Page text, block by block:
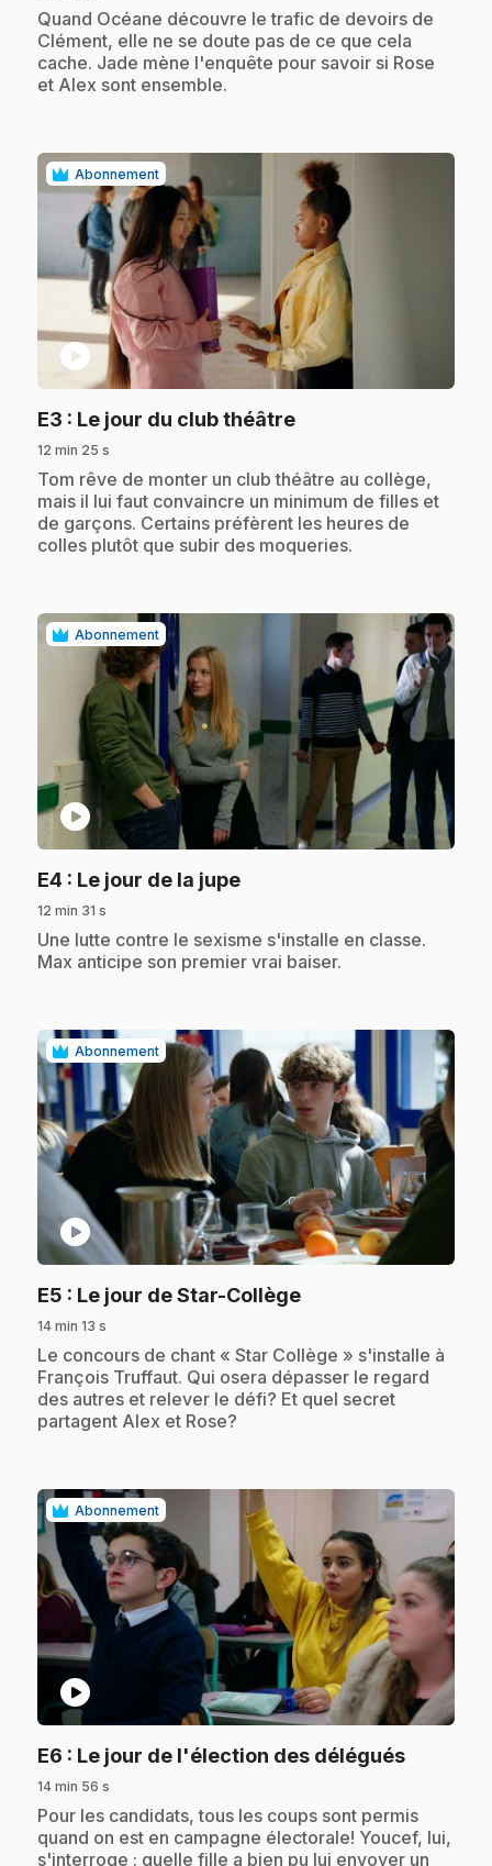
.Quand Océane découvre le trafic de devoirs de
Clément, elle ne se doute pas de ce que cela
cache. Jade mène l'enquête pour savoir si Rose
et Alex sont ensemble.
Abonnement
play_circle
E3 : Le jour du club théâtre.
12 min 25 s
.Tom rêve de monter un club théâtre au collège,
mais il lui faut convaincre un minimum de filles et
de garçons. Certains préfèrent les heures de
colles plutôt que subir des moqueries.
Abonnement
play_circle
E4 : Le jour de la jupe.
12 min 31 s
.Une lutte contre le sexisme s'installe en classe.
Max anticipe son premier vrai baiser.
Abonnement
play_circle
E5 : Le jour de Star-Collège.
14 min 13 s
.Le concours de chant « Star Collège » s'installe à
François Truffaut. Qui osera dépasser le regard
des autres et relever le défi? Et quel secret
partagent Alex et Rose?
Abonnement
play_circle
E6 : Le jour de l'élection des délégués.
14 min 56 s
.Pour les candidats, tous les coups sont permis
quand on est en campagne électorale! Youcef, lui,
s'interroge : quelle fille a bien pu lui envoyer un